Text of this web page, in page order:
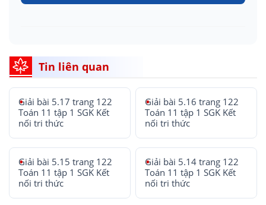
Tin liên quan
Giải bài 5.17 trang 122
Toán 11 tập 1 SGK Kết
nối tri thức
Giải bài 5.16 trang 122
Toán 11 tập 1 SGK Kết
nối tri thức
Giải bài 5.15 trang 122
Toán 11 tập 1 SGK Kết
nối tri thức
Giải bài 5.14 trang 122
Toán 11 tập 1 SGK Kết
nối tri thức